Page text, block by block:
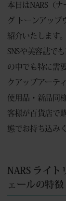
本日はNARS（
グ トーンアップ
紹介いたします
SNSや美容誌で
の中でも特に需
クアップアーテ
使用品・新品同
客様が百貨店で
態でお持ち込み
NARS ライ
ェールの特徴